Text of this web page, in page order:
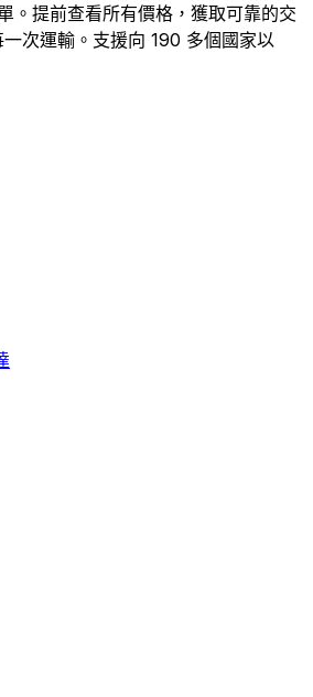
。提前查看所有價格，獲取可靠的交
次運輸。支援向 190 多個國家以